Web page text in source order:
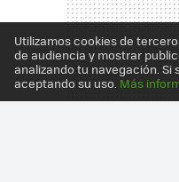
Utilizamos cookies de
de audiencia y mostrar
analizando tu navegación.
aceptando su uso. Más